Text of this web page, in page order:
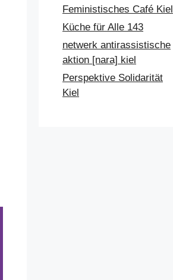
Feministisches Café Kiel
Küche für Alle 143
netwerk antirassistische
aktion [nara] kiel
Perspektive Solidarität
Kiel